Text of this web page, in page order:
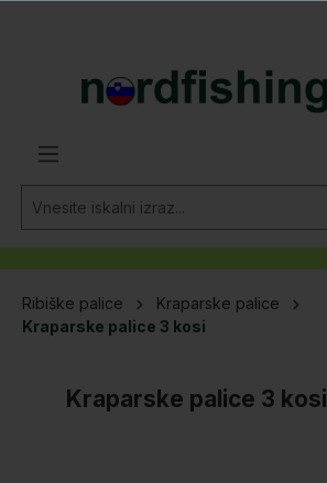
Ribiške palice
Kraparske palice
Kraparske palice 3 kosi
Kraparske palice 3 kosi